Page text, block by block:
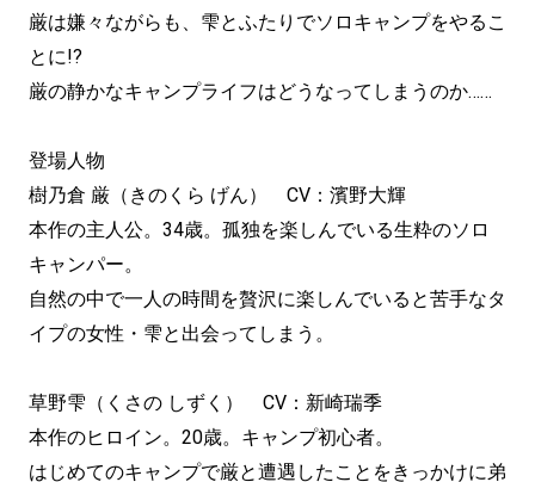
厳は嫌々ながらも、雫とふたりでソロキャンプをやるこ
とに!?
厳の静かなキャンプライフはどうなってしまうのか……
登場人物
樹乃倉 厳（きのくら げん） CV：濱野大輝
本作の主人公。34歳。孤独を楽しんでいる生粋のソロ
キャンパー。
自然の中で一人の時間を贅沢に楽しんでいると苦手なタ
イプの女性・雫と出会ってしまう。
草野雫（くさの しずく） CV：新崎瑞季
本作のヒロイン。20歳。キャンプ初心者。
はじめてのキャンプで厳と遭遇したことをきっかけに弟